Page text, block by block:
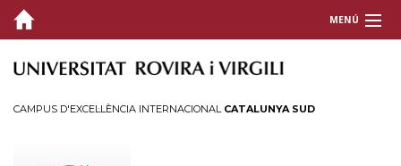
MENÚ
EL CAMPUS
CAMPUS D'EXCEL·LÈNCIA INTERNACIONAL CATALUNYA SUD